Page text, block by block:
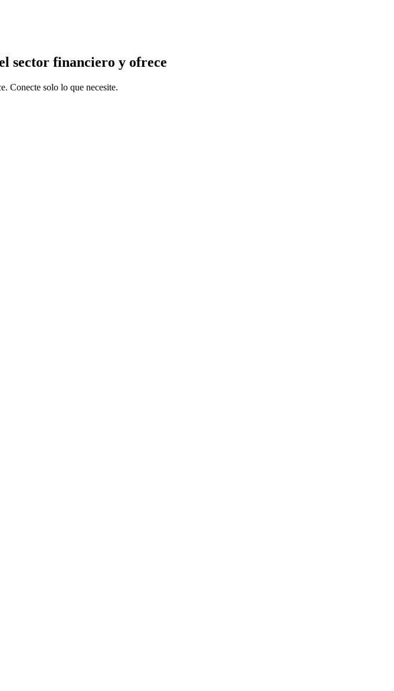
sector financiero y ofrece
Conecte solo lo que necesite.